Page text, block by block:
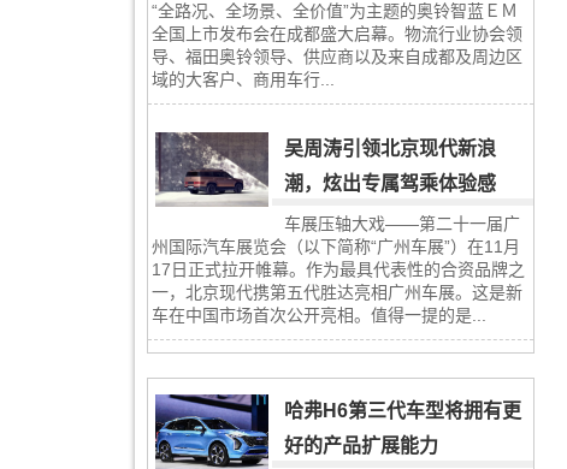
“全路况、全场景、全价值”为主题的奥铃智蓝ＥＭ
全国上市发布会在成都盛大启幕。物流行业协会领
导、福田奥铃领导、供应商以及来自成都及周边区
域的大客户、商用车行...
吴周涛引领北京现代新浪
潮，炫出专属驾乘体验感
车展压轴大戏——第二十一届广
州国际汽车展览会（以下简称“广州车展”）在11月
17日正式拉开帷幕。作为最具代表性的合资品牌之
一，北京现代携第五代胜达亮相广州车展。这是新
车在中国市场首次公开亮相。值得一提的是...
哈弗H6第三代车型将拥有更
好的产品扩展能力